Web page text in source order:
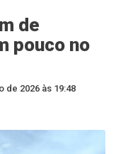
de
pouco no
de 2026 às 19:48